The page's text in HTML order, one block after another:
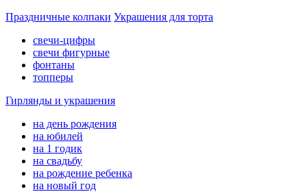
Праздничные колпаки Украшения для торта
свечи-цифры
свечи фигурные
фонтаны
топперы
Гирлянды и украшения
на день рождения
на юбилей
на 1 годик
на свадьбу
на рождение ребенка
на новый год